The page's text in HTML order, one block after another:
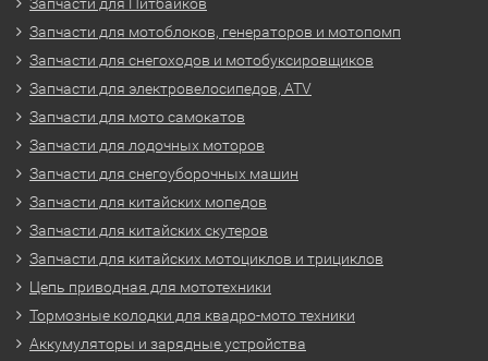
Запчасти для мотоблоков, генераторов и мотопомп
Запчасти для снегоходов и мотобуксировщиков
Запчасти для электровелосипедов, ATV
Запчасти для мото самокатов
Запчасти для лодочных моторов
Запчасти для снегоуборочных машин
Запчасти для китайских мопедов
Запчасти для китайских скутеров
Запчасти для китайских мотоциклов и трициклов
Цепь приводная для мототехники
Тормозные колодки для квадро-мото техники
Аккумуляторы и зарядные устройства